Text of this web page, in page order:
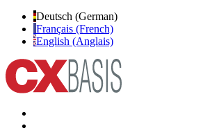
Deutsch (German)
Français (French)
English (Anglais)